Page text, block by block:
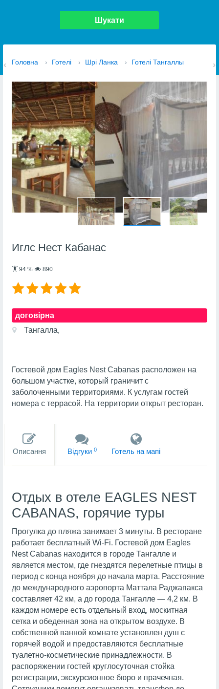
Шукати
Головна › Готелі › Шрі Ланка › Готелі Тангаллы
Иглс Нест Кабанас
94% 890
договірна
Тангалла,
Гостевой дом Eagles Nest Cabanas расположен на
большом участке, который граничит с
заболоченными территориями. К услугам гостей
номера с террасой. На территории открыт ресторан.
Описання Вiдгуки 0 Готель на мапi
Отдых в отеле EAGLES NEST
CABANAS, горячие туры
Прогулка до пляжа занимает 3 минуты. В ресторане
работает бесплатный Wi-Fi. Гостевой дом Eagles
Nest Cabanas находится в городе Тангалле и
является местом, где гнездятся перелетные птицы в
период с конца ноября до начала марта. Расстояние
до международного аэропорта Маттала Раджапакса
составляет 42 км, а до города Тангалле — 4,2 км. В
каждом номере есть отдельный вход, москитная
сетка и обеденная зона на открытом воздухе. В
собственной ванной комнате установлен душ с
горячей водой и предоставляются бесплатные
туалетно-косметические принадлежности. В
распоряжении гостей круглосуточная стойка
регистрации, экскурсионное бюро и прачечная.